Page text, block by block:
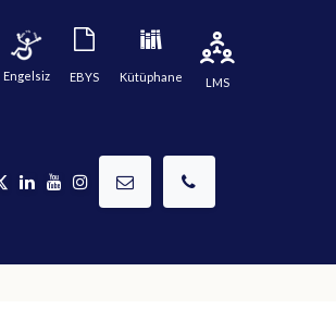
Engelsiz EBYS Kütüphane LMS